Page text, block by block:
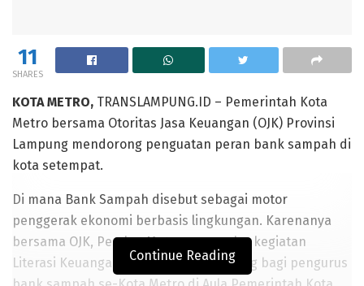
11
SHARES
KOTA METRO, TRANSLAMPUNG.ID – Pemerintah Kota
Metro bersama Otoritas Jasa Keuangan (OJK) Provinsi
Lampung mendorong penguatan peran bank sampah di
kota setempat.
Di mana Bank Sampah disebut sebagai motor
penggerak ekonomi berbasis lingkungan. Karenanya
bersama OJK, Pemkot Metro menggelar kegiatan
Literasi Keuangan dan Product Matching bagi pengurus
Continue Reading